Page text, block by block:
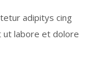
adipitys cing
ut labore et dolore